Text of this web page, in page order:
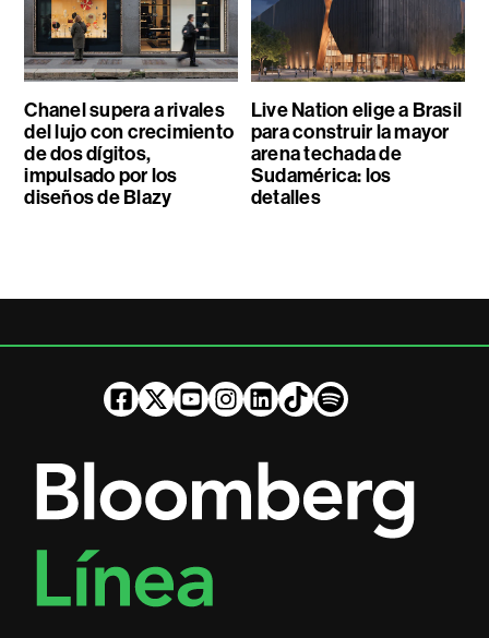
Chanel supera a rivales
del lujo con crecimiento
de dos dígitos,
impulsado por los
diseños de Blazy
Live Nation elige a Brasil
para construir la mayor
arena techada de
Sudamérica: los
detalles